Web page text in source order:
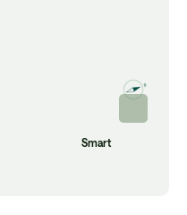
Smart